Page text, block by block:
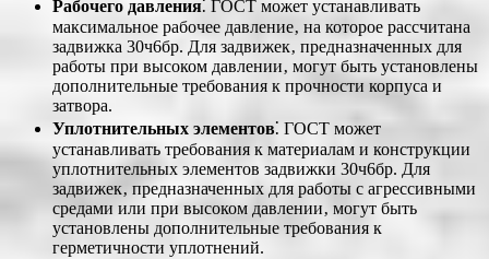
Рабочего давления⁚ ГОСТ может устанавливать
максимальное рабочее давление‚ на которое рассчитана
задвижка 30ч6бр. Для задвижек‚ предназначенных для
работы при высоком давлении‚ могут быть установлены
дополнительные требования к прочности корпуса и
затвора.
Уплотнительных элементов⁚ ГОСТ может
устанавливать требования к материалам и конструкции
уплотнительных элементов задвижки 30ч6бр. Для
задвижек‚ предназначенных для работы с агрессивными
средами или при высоком давлении‚ могут быть
установлены дополнительные требования к
герметичности уплотнений.